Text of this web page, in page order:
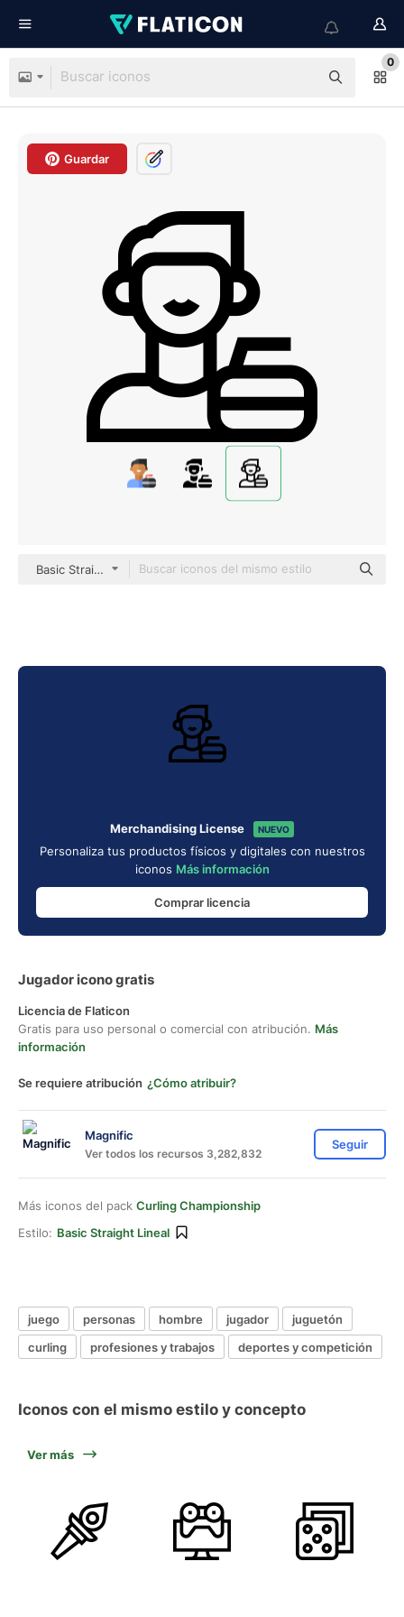
0
Guardar
Basic Straight Lineal
Merchandising License NUEVO
Personaliza tus productos físicos y digitales con nuestros
iconos Más información
Comprar licencia
Jugador icono gratis
Licencia de Flaticon
Gratis para uso personal o comercial con atribución. Más
información
Se requiere atribución ¿Cómo atribuir?
Magnific
Ver todos los recursos 3,282,832
Seguir
Más iconos del pack Curling Championship
Estilo: Basic Straight Lineal
juego personas hombre jugador
juguetón
curling
profesiones y trabajos deportes y competición
Iconos con el mismo estilo y concepto
Ver más